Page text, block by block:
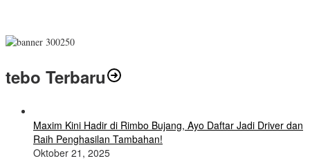
tebo Terbaru
Maxim Kini Hadir di Rimbo Bujang, Ayo Daftar Jadi Driver dan
Raih Penghasilan Tambahan!
Oktober 21, 2025